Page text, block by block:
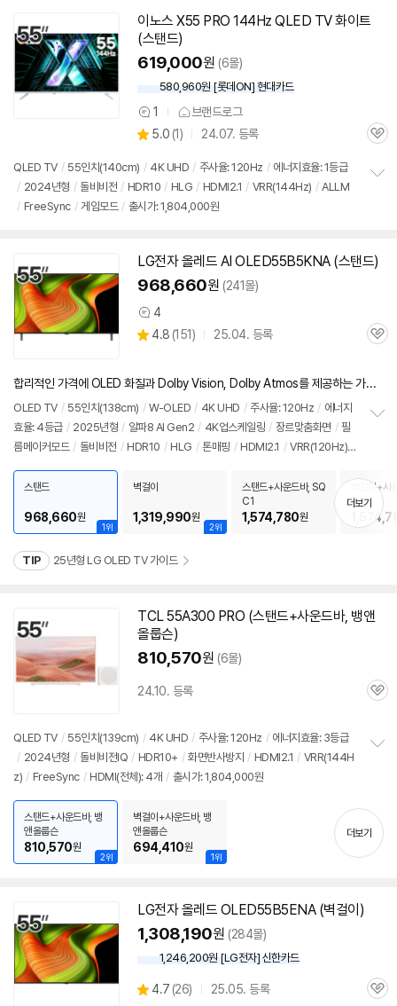
이노스 X55 PRO 144Hz QLED TV 화이트
(스탠드)
619,000원 (6몰)
580,960원 [롯데ON] 현대카드
상
품
견
1 브랜드로그
별
점
5.0 (상
리
뷰
1) 24.07. 등록
관
QLED TV / 55인치 (140cm) / 4K UHD / 주사율: 120Hz / 에너지효율: 1등급
/ 2024년형 / 돌비비전 / HDR10 / HLG / HDMI2.1 / VRR(144Hz) / ALLM
/ FreeSync / 게임모드 / 출시가: 1,804,000원
기
LG전자 올레드 AI OLED55B5KNA (스탠드)
968,660원 (241몰)
상
품
4
별
4.8 (상
뷰
151) 25.04. 등록
관
합리적인 가격에 OLED 화질과 Dolby Vision, Dolby Atmos를 제공하는 가성비 중심의 엔트리 OLED TV
OLED TV / 55인치 (138cm) / W-OLED / 4K UHD / 주사율: 120Hz / 에너지
효율: 4등급 / 2025년형 / 알파8 AI Gen2 / 4K업스케일링 / 장르맞춤화면 / 필
름메이커모드 / 돌비비전 / HDR10 / HLG / 톤매핑 / HDMI2.1 / VRR(120Hz)
HDMI(전체): 4개 출시가: 1,804,000원
치
기
1위
스탠드
968,660원
2위
벽걸이
1,319,990원
스탠드+사운드바, SQ
C1
1,574,780원
벽걸이+사
C1
더보기
TIP 25년형 LG OLED TV 가이드
TCL 55A300 PRO (스탠드+사운드바, 뱅앤
올룹슨)
810,570원 (6몰)
24.10. 등록
관
QLED TV / 55인치 (139cm) / 4K UHD / 주사율: 120Hz / 에너지효율: 3등급
/ 2024년형 / 돌비비전IQ / HDR10+ / 화면반사방지 / HDMI2.1 / VRR(144H
z) / FreeSync / HDMI(전체): 4개 / 출시가: 1,804,000원
기
2위
스탠드+사운드바, 뱅
앤올룹슨
810,570원
1위
벽걸이+사운드바, 뱅
앤올룹슨
694,410원
더보기
LG전자 올레드 OLED55B5ENA (벽걸이)
1,308,190원 (284몰)
1,246,200원 [LG전자] 신한카드
별
4.7 (상
26) 25.05. 등록
관
세부정보 열기/접기